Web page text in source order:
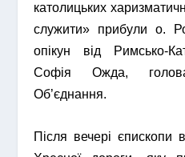
католицьких
служити» прибули о.
опікун від Римсько-
Софія Ожда,
Об’єднання.
Після вечері єпископи